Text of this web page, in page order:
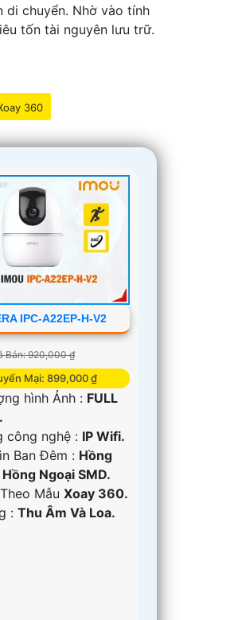
chuyển. Nhờ vào tính
tốn tài nguyên lưu trữ.
360
IPC-A22EP-H-V2
Bán: 920,000 ₫
Mại: 899,000 ₫
hình Ảnh : FULL
nghệ : IP Wifi.
Ban Đêm : Hồng
Ngoại SMD.
MẫuXoay 360.
:Thu Âm Và Loa.